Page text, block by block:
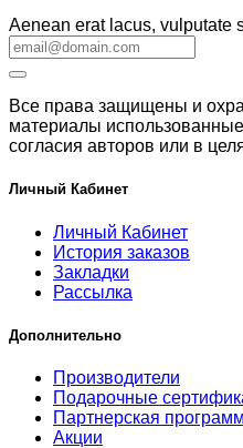
Aenean erat lacus, vulputate
Все права защищены и
материалы
согласия авторов или в
Личный Кабинет
Личный Кабинет
История заказов
Закладки
Рассылка
Дополнительно
Производители
Подарочные
Партнерская
Акции